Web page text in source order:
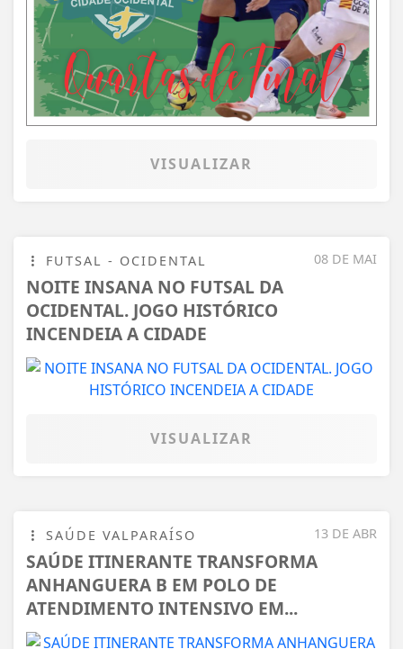
VISUALIZAR
08 DE MAI
FUTSAL - OCIDENTAL
NOITE INSANA NO FUTSAL DA
OCIDENTAL. JOGO HISTÓRICO
INCENDEIA A CIDADE
VISUALIZAR
13 DE ABR
SAÚDE VALPARAÍSO
SAÚDE ITINERANTE TRANSFORMA
ANHANGUERA B EM POLO DE
ATENDIMENTO INTENSIVO EM...